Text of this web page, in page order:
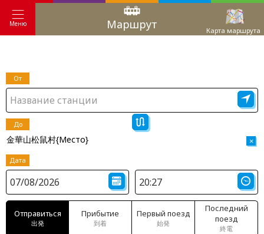
Меню Маршрут Карта маршрута
От
До
金華山松鼠村{Место} ×
Дата
Отправиться
出発
Прибытие
到着
Первый поезд
始発
Последний
поезд
終電